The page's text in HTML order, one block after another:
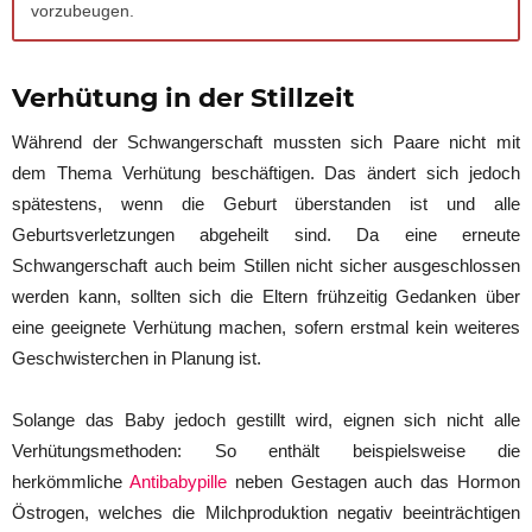
vorzubeugen.
Verhütung in der Stillzeit
Während der Schwangerschaft mussten sich Paare nicht mit
dem Thema Verhütung beschäftigen. Das ändert sich jedoch
spätestens, wenn die Geburt überstanden ist und alle
Geburtsverletzungen abgeheilt sind. Da eine erneute
Schwangerschaft auch beim Stillen nicht sicher ausgeschlossen
werden kann, sollten sich die Eltern frühzeitig Gedanken über
eine geeignete Verhütung machen, sofern erstmal kein weiteres
Geschwisterchen in Planung ist.
Solange das Baby jedoch gestillt wird, eignen sich nicht alle
Verhütungsmethoden: So enthält beispielsweise die
herkömmliche Antibabypilleneben Gestagen auch das Hormon
Östrogen, welches die Milchproduktion negativ beeinträchtigen